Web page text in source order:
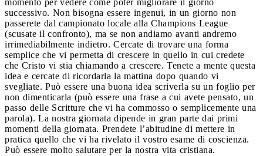
momento per vedere come poter migliorare il giorno
successivo. Non bisogna essere ingenui, in un giorno non
passerete dal campionato locale alla Champions League
(scusate il confronto), ma se non andiamo avanti andremo
irrimediabilmente indietro. Cercate di trovare una forma
semplice che vi permetta di crescere in quello in cui credete
che Cristo vi stia chiamando a crescere. Tenete a mente questa
idea e cercate di ricordarla la mattina dopo quando vi
svegliate. Può essere una buona idea scriverla su un foglio per
non dimenticarla (può essere una frase a cui avete pensato, un
passo delle Scritture che vi ha commosso o semplicemente una
parola). La nostra giornata dipende in gran parte dai primi
momenti della giornata. Prendete l’abitudine di mettere in
pratica quello che vi ha rivelato il vostro esame di coscienza.
Può essere molto salutare per la nostra vita cristiana.